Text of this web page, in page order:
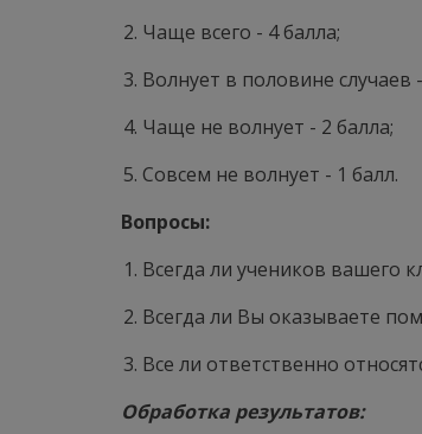
Чаще всего - 4 балла;
Волнует в половине случаев
Чаще не волнует - 2 балла;
Совсем не волнует - 1 балл.
Вопросы:
Всегда ли учеников вашего
Всегда ли Вы оказываете
Все ли ответственно
Обработка результатов: